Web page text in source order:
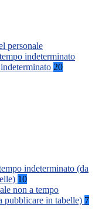
personale
indeterminato
20
indeterminato (da
10
non a tempo
pubblicare in tabelle) 7